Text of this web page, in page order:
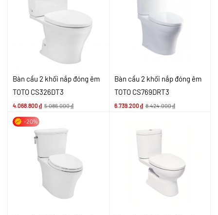
Bàn cầu 2 khối nắp đóng êm
TOTO CS326DT3
4.068.800₫ 5.086.000₫
Bàn cầu 2 khối nắp đóng êm
TOTO CS769DRT3
6.739.200₫ 8.424.000₫
-20%